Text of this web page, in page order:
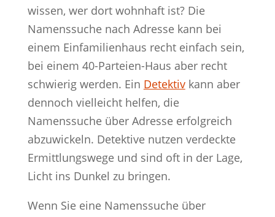
wissen, wer dort wohnhaft ist? Die
Namenssuche nach Adresse kann bei
einem Einfamilienhaus recht einfach sein,
bei einem 40-Parteien-Haus aber recht
schwierig werden. Ein Detektivkann aber
dennoch vielleicht helfen, die
Namenssuche über Adresse erfolgreich
abzuwickeln. Detektive nutzen verdeckte
Ermittlungswege und sind oft in der Lage,
Licht ins Dunkel zu bringen.
Wenn Sie eine Namenssuche über